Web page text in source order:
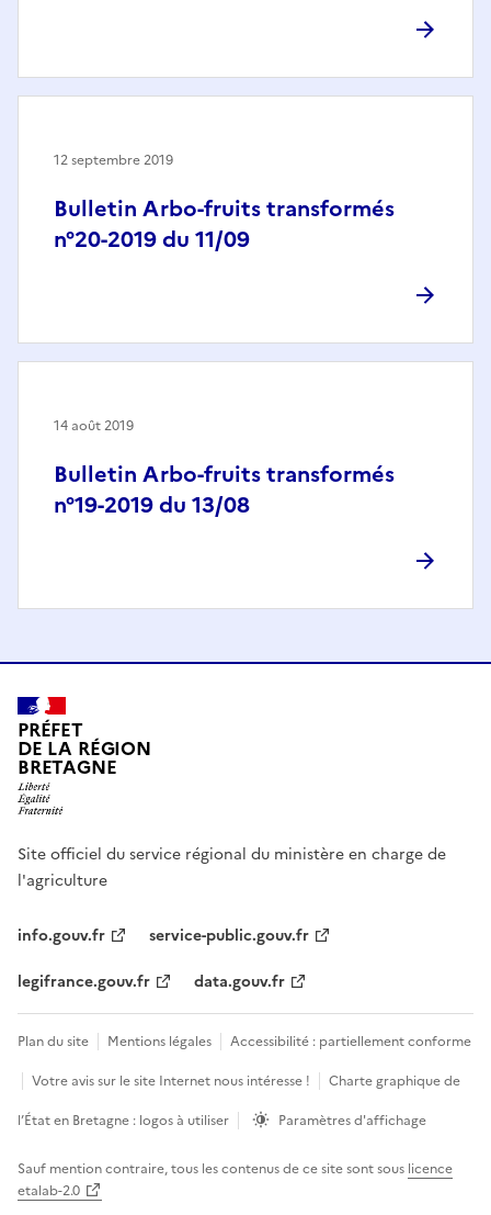
Bulletin Arbo-fruits transformés
n°20-2019 du 11/09
12 septembre 2019
Bulletin Arbo-fruits transformés
n°19-2019 du 13/08
14 août 2019
PRÉFET
DE LA RÉGION
BRETAGNE
Site officiel du service régional du ministère en charge de
l'agriculture
info.gouv.fr
service-public.gouv.fr
legifrance.gouv.fr
data.gouv.fr
Plan du site Mentions légales
Accessibilité : partiellement conforme
Votre avis sur le site Internet nous intéresse !
Charte graphique de
l’État en Bretagne : logos à utiliser
Paramètres d'affichage
Sauf mention contraire, tous les contenus de ce site sont sous licence
etalab-2.0